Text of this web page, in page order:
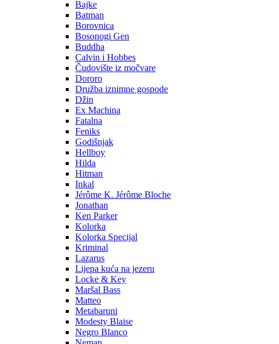
Bajke
Batman
Borovnica
Bosonogi Gen
Buddha
Calvin i Hobbes
Čudovište iz močvare
Dororo
Družba iznimne gospode
Džin
Ex Machina
Fatalna
Feniks
Godišnjak
Hellboy
Hilda
Hitman
Inkal
Jérôme K. Jérôme Bloche
Jonathan
Ken Parker
Kolorka
Kolorka Specijal
Kriminal
Lazarus
Lijepa kuća na jezeru
Locke & Key
Maršal Bass
Matteo
Metabaruni
Modesty Blaise
Negro Blanco